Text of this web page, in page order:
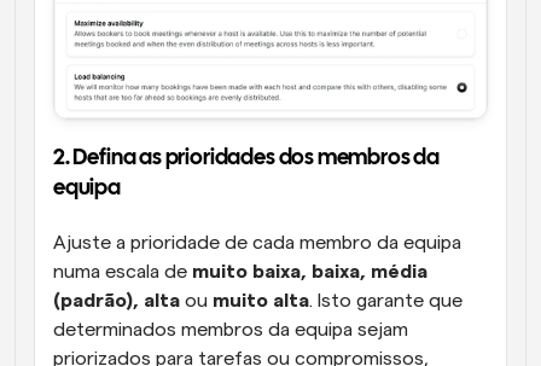
2. Defina as prioridades dos membros da
equipa
Ajuste a prioridade de cada membro da equipa
numa escala de muito baixa, baixa, média
(padrão), alta ou muito alta. Isto garante que
determinados membros da equipa sejam
priorizados para tarefas ou compromissos,